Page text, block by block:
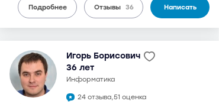
Подробнее Отзывы 36 Написать
Игорь Борисович
36 лет
информатика
24 отзыва,51 оценка